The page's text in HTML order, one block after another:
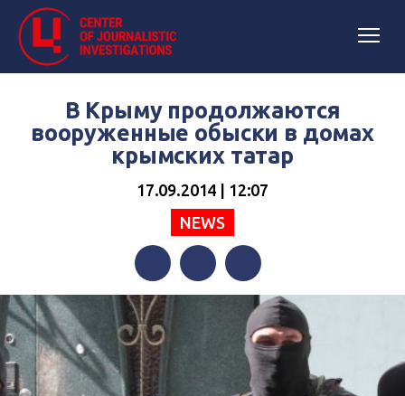
В Крыму продолжаются
вооруженные обыски в домах
крымских татар
17.09.2014 | 12:07
NEWS
FacebookTwitterTelegram